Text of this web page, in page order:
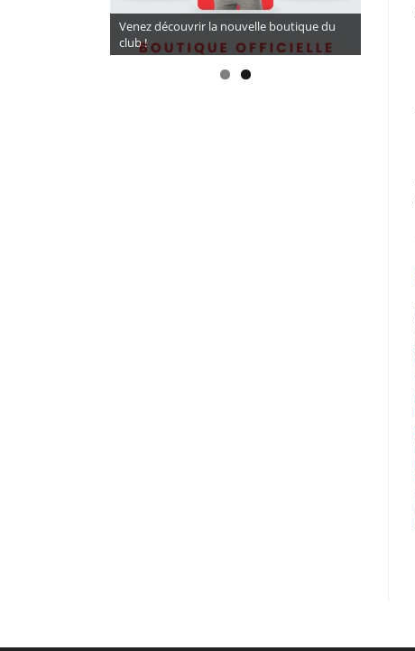
CORDAGES A TARIF PRÉFÉRENTIEL 16,5€ (
BG 65) avec LARDE SPORTS
Venez découvrir la nouvelle boutique du
club !